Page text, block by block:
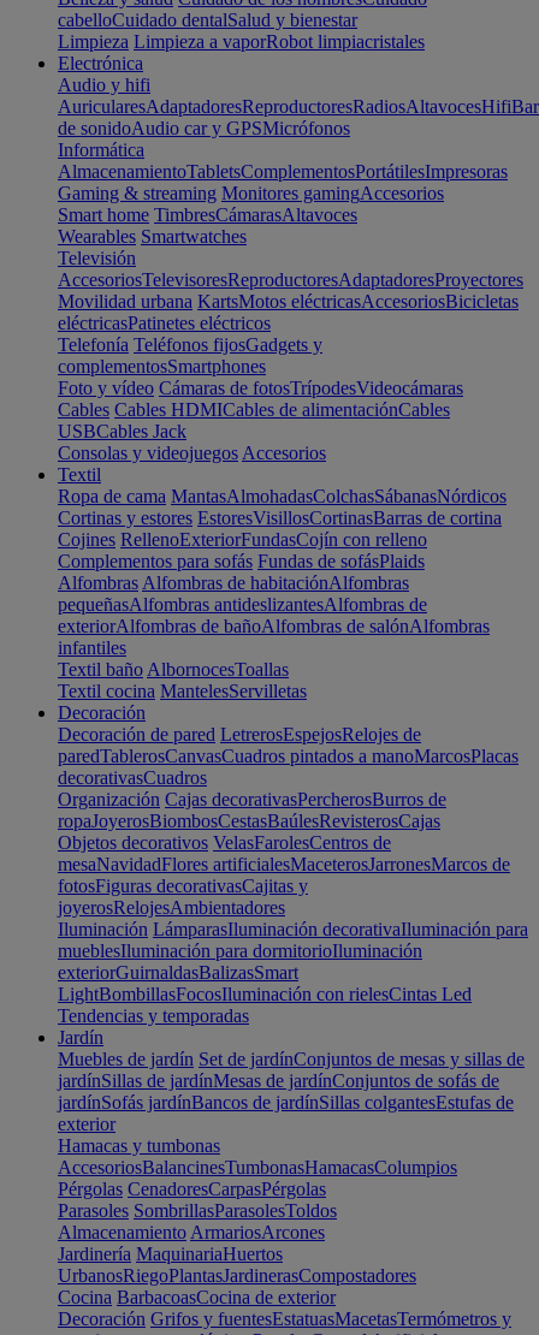
cabelloCuidado dentalSalud y bienestar
Limpieza Limpieza a vaporRobot limpiacristales
Electrónica
Audio y hifi
AuricularesAdaptadoresReproductoresRadiosAltavocesHifi
de sonidoAudio car y GPSMicrófonos
Informática
AlmacenamientoTabletsComplementosPortátilesImpresoras
Gaming & streaming Monitores gamingAccesorios
Smart home TimbresCámarasAltavoces
Wearables Smartwatches
Televisión
AccesoriosTelevisoresReproductoresAdaptadoresProyectores
Movilidad urbana KartsMotos eléctricasAccesoriosBicicletas
eléctricasPatinetes eléctricos
Telefonía Teléfonos fijosGadgets y
complementosSmartphones
Foto y vídeo Cámaras de fotosTrípodesVideocámaras
Cables Cables HDMICables de alimentaciónCables
USBCables Jack
Consolas y videojuegos Accesorios
Textil
Ropa de cama MantasAlmohadasColchasSábanasNórdicos
Cortinas y estores EstoresVisillosCortinasBarras de cortina
Cojines RellenoExteriorFundasCojín con relleno
Complementos para sofás Fundas de sofásPlaids
Alfombras Alfombras de habitaciónAlfombras
pequeñasAlfombras antideslizantesAlfombras de
exteriorAlfombras de bañoAlfombras de salónAlfombras
infantiles
Textil baño AlbornocesToallas
Textil cocina MantelesServilletas
Decoración
Decoración de pared LetrerosEspejosRelojes de
paredTablerosCanvasCuadros pintados a manoMarcosPlacas
decorativasCuadros
Organización Cajas decorativasPercherosBurros de
ropaJoyerosBiombosCestasBaúlesRevisterosCajas
Objetos decorativos VelasFarolesCentros de
mesaNavidadFlores artificialesMaceterosJarronesMarcos de
fotosFiguras decorativasCajitas y
joyerosRelojesAmbientadores
Iluminación LámparasIluminación decorativaIluminación para
mueblesIluminación para dormitorioIluminación
exteriorGuirnaldasBalizasSmart
LightBombillasFocosIluminación con rielesCintas Led
Tendencias y temporadas
Jardín
Muebles de jardín Set de jardínConjuntos de mesas y sillas de
jardínSillas de jardínMesas de jardínConjuntos de sofás de
jardínSofás jardínBancos de jardínSillas colgantesEstufas de
exterior
Hamacas y tumbonas
AccesoriosBalancinesTumbonasHamacasColumpios
Pérgolas CenadoresCarpasPérgolas
Parasoles SombrillasParasolesToldos
Almacenamiento ArmariosArcones
Jardinería MaquinariaHuertos
UrbanosRiegoPlantasJardinerasCompostadores
Cocina BarbacoasCocina de exterior
Decoración Grifos y fuentesEstatuasMacetasTermómetros y